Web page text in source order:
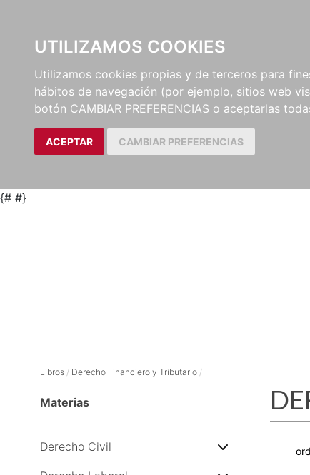
UTILIZAMOS COOKIES
Utilizamos cookies propias y de terceros para
hábitos de navegación (por ejemplo, sitios web
botón CAMBIAR PREFERENCIAS o aceptarlas
ACEPTAR CAMBIAR PREFERENCIAS
{# #}
Libros / Derecho Financiero y Tributario /
Materias
Derecho Civil